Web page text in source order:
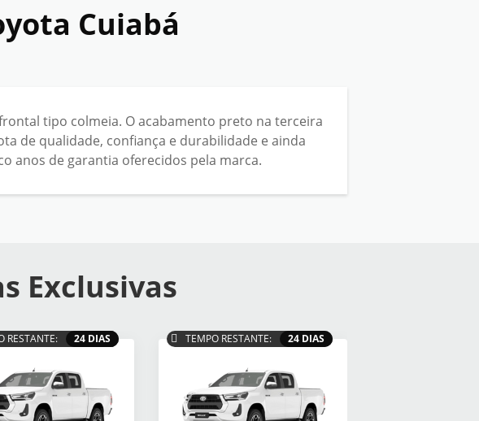
Cuiabá
tipo colmeia. O acabamento preto na terceira
de qualidade, confiança e durabilidade e ainda
anos de garantia oferecidos pela marca.
Exclusivas
RESTANTE: 24 DIAS TEMPO RESTANTE: 24 DIAS